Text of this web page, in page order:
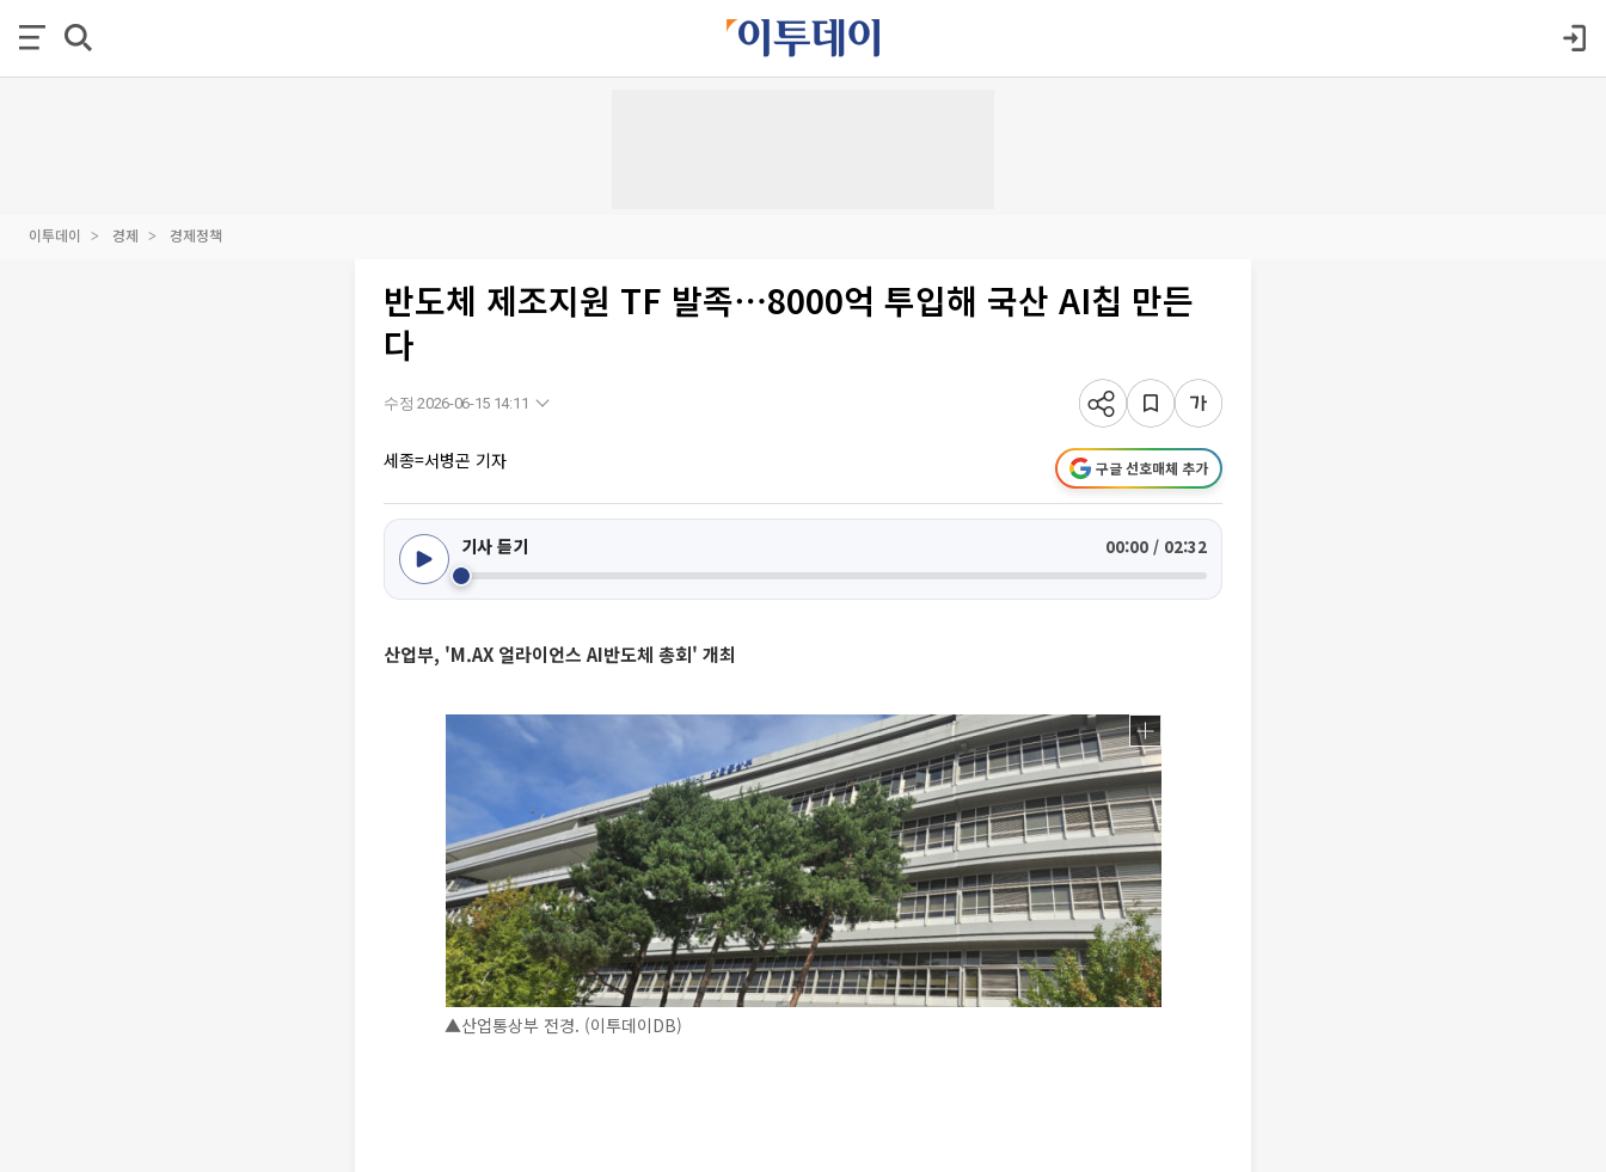
이투데이 경제 경제정책
반도체 제조지원 TF 발족⋯8000억 투입해 국산 AI칩 만든
다
수정 2026-06-15 14:11
세종=서병곤 기자 구글 선호매체 추가
기사 듣기 00:00 / 02:32
산업부, 'M.AX 얼라이언스 AI반도체 총회' 개최
▲산업통상부 전경. (이투데이DB)